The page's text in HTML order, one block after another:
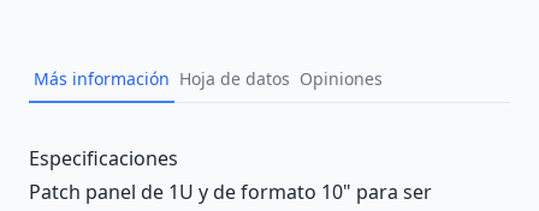
Más información Hoja de datos Opiniones
Description
Especificaciones
Patch panel de 1U y de formato 10" para ser